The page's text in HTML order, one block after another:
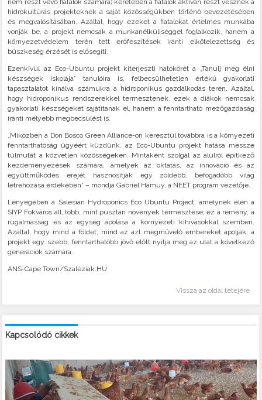
nem részt vevő fiatalok számára) keretében a fiatalok aktívan részt vesznek a
hidrokultúrás projekteknek a saját közösségükben történő bevezetésében
és megvalósításában. Azáltal, hogy ezeket a fiatalokat értelmes munkába
vonják be, a projekt nemcsak a munkanélküliséggel foglalkozik, hanem a
környezetvédelem terén tett erőfeszítések iránti elkötelezettség és
büszkeség érzését is elősegíti.
Ezenkívül az Eco-Ubuntu projekt kiterjeszti hatókörét a „Tanulj meg élni
készségek iskolája” tanulóira is, felbecsülhetetlen értékű gyakorlati
tapasztalatot kínálva számukra a hidroponikus gazdálkodás terén. Azáltal,
hogy hidroponikus rendszerekkel termesztenek, ezek a diákok nemcsak
gyakorlati készségeket sajátítanak el, hanem a fenntartható mezőgazdaság
iránti mélyebb megbecsülést is.
„Miközben a Don Bosco Green Alliance-on keresztül továbbra is a környezeti
fenntarthatóság ügyéért küzdünk, az Eco-Ubuntu projekt hatása messze
túlmutat a közvetlen közösségeken. Mintaként szolgál az alulról építkező
kezdeményezések számára, amelyek az oktatás, az innováció és az
együttműködés erejét hasznosítják egy zöldebb, befogadóbb világ
létrehozása érdekében” – mondja Gabriel Hamuy, a NEET program vezetője.
Lényegében a Salesian Hydroponics Eco Ubuntu Project, amelynek élén a
SIYP Fokváros áll, több, mint pusztán növények termesztése; ez a remény, a
rugalmasság és az egység ápolása a környezeti kihívásokkal szemben.
Azáltal, hogy mind a földet, mind az azt megművelő embereket ápolják, a
projekt egy szebb, fenntarthatóbb jövő előtt nyitja meg az utat a következő
generációk számára.
ANS-Cape Town/Szaléziak.HU
Vissza az oldal tetejére
Kapcsolódó cikkek